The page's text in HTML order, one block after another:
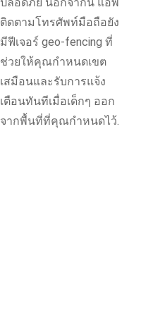
ติดตามโทรศัพท์มือถือยัง
มีฟีเจอร์ geo-fencing ที่
ช่วยให้คุณกำหนดเขต
เสมือนและรับการแจ้ง
เตือนทันทีเมื่อเด็กๆ ออก
จากพื้นที่ที่คุณกำหนดไว้.